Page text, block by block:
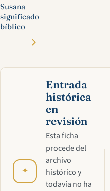
Susana
significado
bíblico
✦
Entrada
histórica
en
revisión
Esta ficha
procede del
archivo
histórico y
todavía no ha